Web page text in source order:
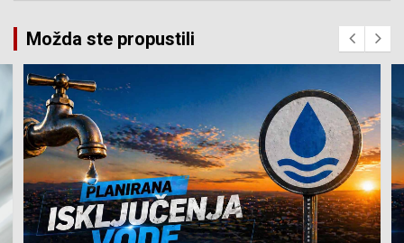
Možda ste propustili